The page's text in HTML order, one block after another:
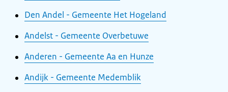
Den Andel - Gemeente Het Hogeland
Andelst - Gemeente Overbetuwe
Anderen - Gemeente Aa en Hunze
Andijk - Gemeente Medemblik